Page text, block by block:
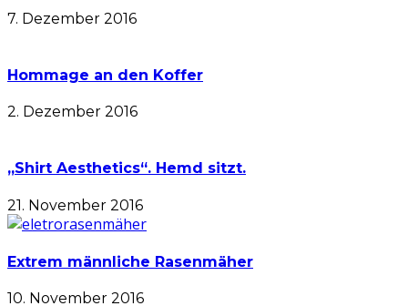
7. Dezember 2016
Hommage an den Koffer
2. Dezember 2016
„Shirt Aesthetics“. Hemd sitzt.
21. November 2016
Extrem männliche Rasenmäher
10. November 2016